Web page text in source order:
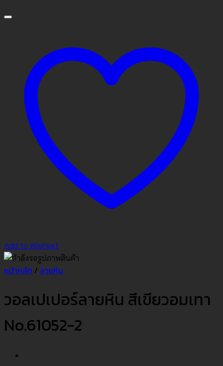
Add to Wishlist
หน้าหลัก / ลายหิน
วอลเปเปอร์ลายหิน สีเขียวอมเทา
No.61052-2